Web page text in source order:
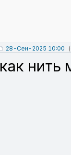
28-Сен-2025 10:00
как нить